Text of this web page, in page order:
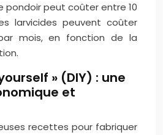
pondoir peut coûter entre 10
larvicides peuvent coûter
mois, en fonction de la
» (DIY) : une
et
recettes pour fabriquer